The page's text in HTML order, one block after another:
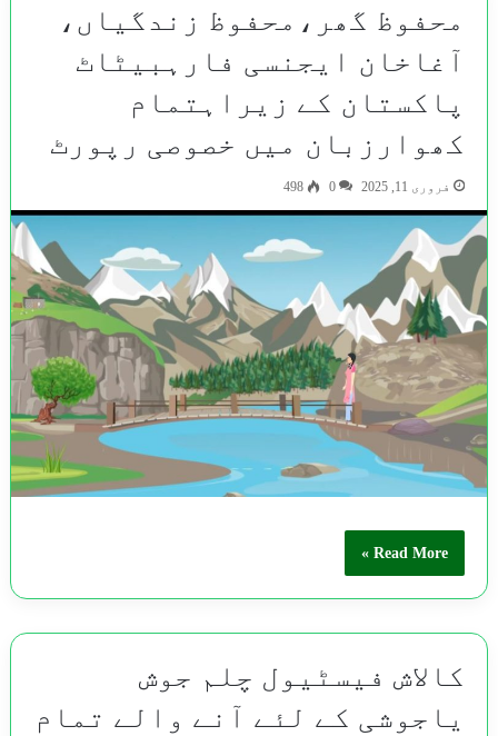
محفوظ گھر،محفوظ زندگیاں،
آغاخان ایجنسی فارہبیٹاٹ
پاکستان کے زیراہتمام
کھوارزبان میں خصوصی رپورٹ
فروری 11, 2025 0
498
Read More »
کالاش فیسٹیول چلم جوش
یاجوشی کے لئے آنے والے تمام